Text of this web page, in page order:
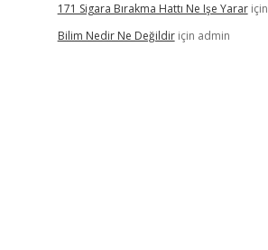
171 Sigara Bırakma Hattı Ne Işe Yarariçin
Bilim Nedir Ne Değildiriçin admin